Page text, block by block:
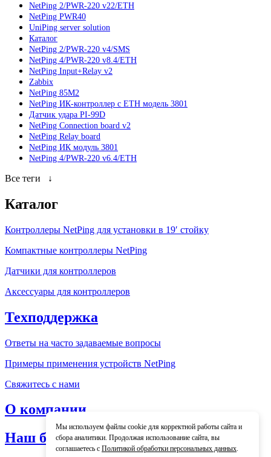
NetPing 2/PWR-220 v22/ETH
NetPing PWR40
UniPing server solution
Каталог
NetPing 2/PWR-220 v4/SMS
NetPing 4/PWR-220 v8.4/ETH
NetPing Input+Relay v2
Zabbix
NetPing 85M2
NetPing ИК-контроллер с ETH модель 3801
Датчик удара PI-99D
NetPing Connection board v2
NetPing Relay board
NetPing ИК модуль 3801
NetPing 4/PWR-220 v6.4/ETH
Все теги ↓
Каталог
Контроллеры NetPing для установки в 19′ стойку
Компактные контроллеры NetPing
Датчики для контроллеров
Аксессуары для контроллеров
Техподдержка
Ответы на часто задаваемые вопросы
Примеры применения устройств NetPing
Свяжитесь с нами
О компании
Наш блог
Мы используем файлы cookie для корректной работы сайта и
сбора аналитики. Продолжая использование сайта, вы
соглашаетесь с Политикой обработки персональных данных.